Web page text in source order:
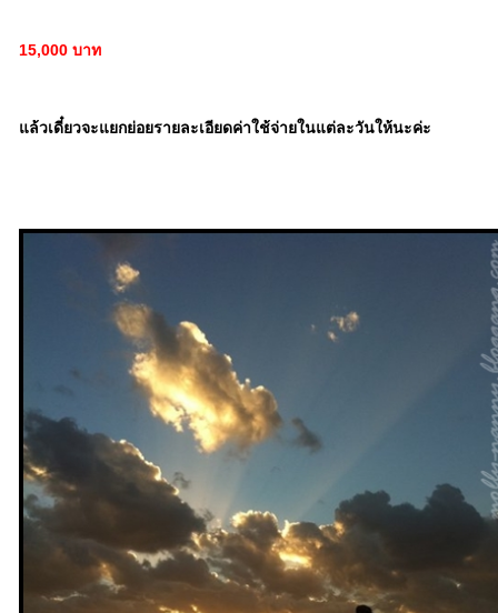
15,000 บาท
ล้วเดี๋ยวจะแยกย่อยรายละเอียดค่าใช้จ่ายในแต่ละวันให้นะค่ะ